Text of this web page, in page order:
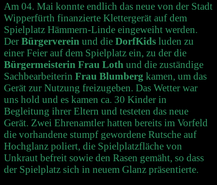
Am 04. Mai konnte endlich das neue von der Stadt
Wipperfürth finanzierte Klettergerät auf dem
Spielplatz Hämmern-Linde eingeweiht werden.
Der Bürgerverein und die DorfKids luden zu
einer Feier auf dem Spielplatz ein, zu der die
Bürgermeisterin Frau Loth und die zuständige
Sachbearbeiterin Frau Blumberg kamen, um das
Gerät zur Nutzung freizugeben. Das Wetter war
uns hold und es kamen ca. 30 Kinder in
Begleitung ihrer Eltern und testeten das neue
Gerät. Zwei Ehrenamtler hatten bereits im Vorfeld
die vorhandene stumpf gewordene Rutsche auf
Hochglanz poliert, die Spielplatzfläche von
Unkraut befreit sowie den Rasen gemäht, so dass
der Spielplatz sich in neuem Glanz präsentierte.